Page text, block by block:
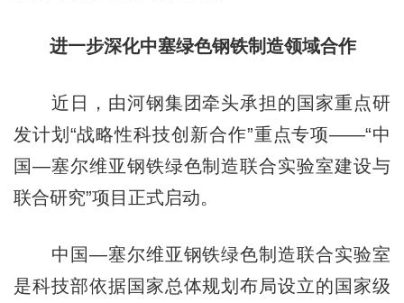
进一步深化中塞绿色钢铁制造领域合作
近日，由河钢集团牵头承担的国家重点研
发计划“战略性科技创新合作”重点专项——“中
国—塞尔维亚钢铁绿色制造联合实验室建设与
联合研究”项目正式启动。
中国—塞尔维亚钢铁绿色制造联合实验室
是科技部依据国家总体规划布局设立的国家级